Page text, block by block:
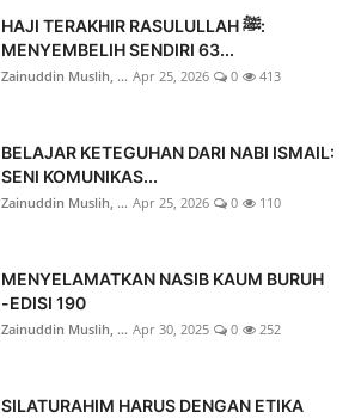
HAJI TERAKHIR RASULULLAH ﷺ:
MENYEMBELIH SENDIRI 63...
Zainuddin Muslih, ... Apr 25, 2026 0 413
BELAJAR KETEGUHAN DARI NABI ISMAIL:
SENI KOMUNIKAS...
Zainuddin Muslih, ... Apr 25, 2026 0 110
MENYELAMATKAN NASIB KAUM BURUH
-EDISI 190
Zainuddin Muslih, ... Apr 30, 2025 0 252
SILATURAHIM HARUS DENGAN ETIKA